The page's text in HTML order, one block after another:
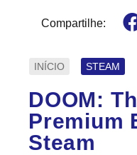
Compartilhe:
INÍCIO STEAM
DOOM:
Premium
Steam